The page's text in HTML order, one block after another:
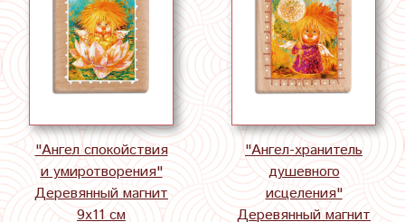
"Ангел спокойствия
и умиротворения"
Деревянный магнит
9х11 см
"Ангел-хранитель
душевного
исцеления"
Деревянный магнит